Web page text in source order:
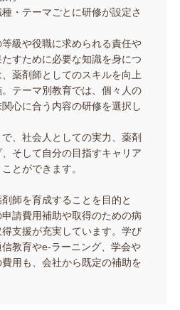
・テーマごとに研修が設定さ
級や役職に求められる責任や
すために必要な知識を身につ
薬剤師としてのスキルを向上
テーマ別教育では、個々人の
心に合う内容の研修を選択し
、社会人としての実力、薬剤
そして自分の目指すキャリア
とができます。
師を育成することを目的と
請費用補助や取得のための病
支援が充実しています。学び
教育やe-ラーニング、学会や
用も、会社から既定の補助を